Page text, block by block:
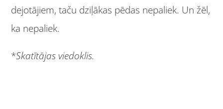
dejotājiem, taču dziļākas pēdas nepaliek. Un žēl,
ka nepaliek.
*Skatītājas viedoklis.